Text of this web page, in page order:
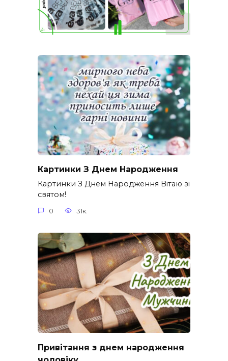
Картинки З Днем Народження
Картинки З Днем Народження Вітаю зі
святом!
0 31к.
Привітання з днем народження